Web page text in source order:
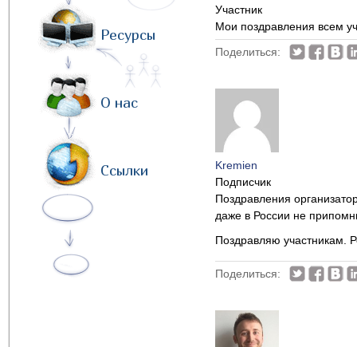
Ресурсы
О нас
Ссылки
Участник
Мои поздравления всем
Поделиться:
Kremien
Подписчик
Поздравления
даже в России не
Поздравляю участникам.
Поделиться: